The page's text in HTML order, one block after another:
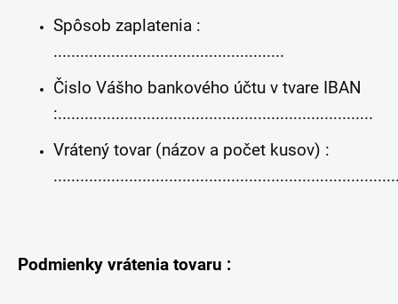
Spôsob zaplatenia :
....................................................
Čislo Vášho bankového účtu v tvare IBAN
:.......................................................................
Vrátený tovar (názov a počet kusov) :
Podmienky vrátenia tovaru :